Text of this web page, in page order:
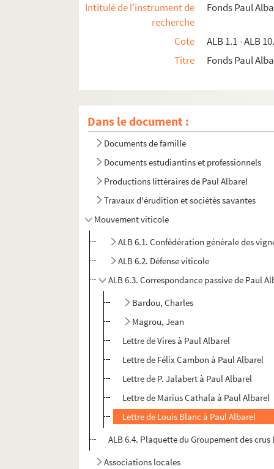
Intitulé de l'instrument de
recherche
Fonds Paul
Cote
ALB 1.1 - ALB
Titre
Fonds Paul
Dans le document :
Documents de famille
Documents estudiantins et professionnels
Productions littéraires de Paul Albarel
Travaux d'érudition et sociétés savantes
Mouvement viticole
ALB 6.1. Confédération générale des
ALB 6.2. Défense viticole
ALB 6.3. Correspondance passive de Paul
Bardou, Charles
Magrou, Jean
Lettre de Vires à Paul Albarel
Lettre de Félix Cambon à Paul Albarel
Lettre de P. Jalabert à Paul Albarel
Lettre de Marius Cathala à Paul Albarel
Lettre de Louis Blanc à Paul Albarel
ALB 6.4. Plaquette du Groupement des
Associations locales